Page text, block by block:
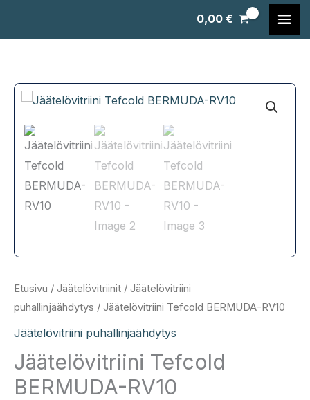
0,00€
Etusivu / Jäätelövitriinit / Jäätelövitriini
puhallinjäähdytys / Jäätelövitriini Tefcold BERMUDA-RV10
Jäätelövitriini puhallinjäähdytys
Jäätelövitriini Tefcold
BERMUDA-RV10